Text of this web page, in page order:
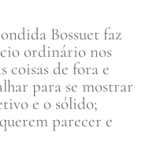
Bossuet faz
ordinário nos
coisas de fora e
para se mostrar
e o sólido;
parecer e